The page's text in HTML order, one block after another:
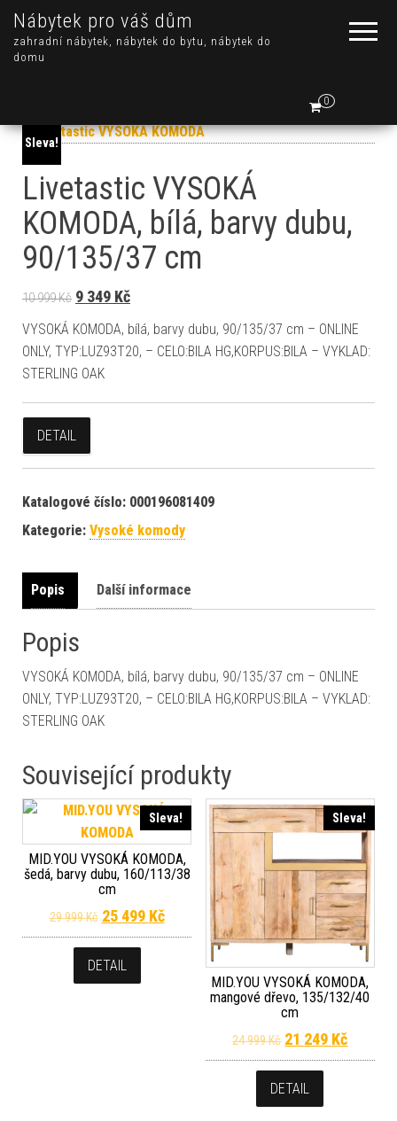
Nábytek pro váš dům
zahradní nábytek, nábytek do bytu, nábytek do
domu
0
Sleva!
Livetastic VYSOKÁ
KOMODA, bílá, barvy dubu,
90/135/37 cm
10 999Kč Původní cena byla: 10 999 Kč.
9 349 KčAktuální cena je: 9 349 Kč.
VYSOKÁ KOMODA, bílá, barvy dubu, 90/135/37 cm – ONLINE
ONLY, TYP:LUZ93T20, – CELO:BILA HG,KORPUS:BILA – VYKLAD:
STERLING OAK
DETAIL
Katalogové číslo: 000196081409
Kategorie: Vysoké komody
Popis Další informace
Popis
VYSOKÁ KOMODA, bílá, barvy dubu, 90/135/37 cm – ONLINE
ONLY, TYP:LUZ93T20, – CELO:BILA HG,KORPUS:BILA – VYKLAD:
STERLING OAK
Související produkty
Sleva!
MID.YOU VYSOKÁ KOMODA,
šedá, barvy dubu, 160/113/38
cm
29 999Kč Původní cena byla: 29 999 Kč.
25 499 KčAktuální cena je: 25 499 Kč.
DETAIL
Sleva!
MID.YOU VYSOKÁ KOMODA,
mangové dřevo, 135/132/40
cm
24 999Kč Původní cena
21 249 Kč
DETAIL